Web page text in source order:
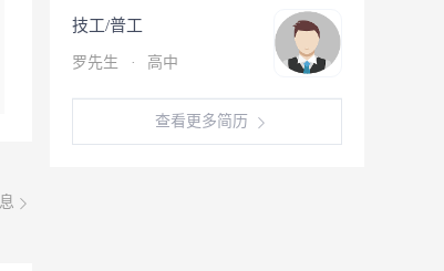
技工/普工
罗先生 · 高中
查看更多简历